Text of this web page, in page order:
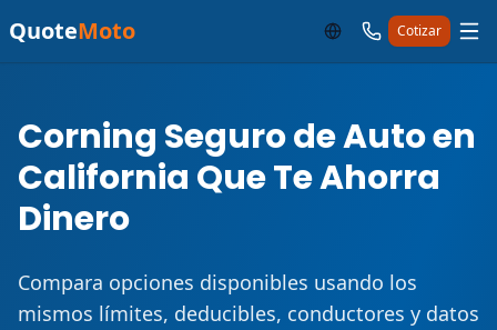
QuoteMoto Cotizar
Corning Seguro de Auto en
California Que Te Ahorra
Dinero
Compara opciones disponibles usando los
mismos límites, deducibles, conductores y datos